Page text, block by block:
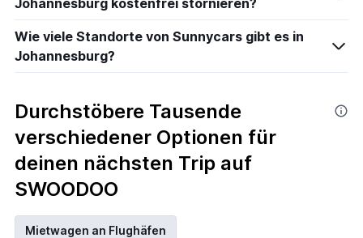
Johannesburg kostenfrei stornieren?
Wie viele Standorte von Sunnycars gibt es in
Johannesburg?
Durchstöbere Tausende
verschiedener Optionen für
deinen nächsten Trip auf
SWOODOO
Mietwagen an Flughäfen